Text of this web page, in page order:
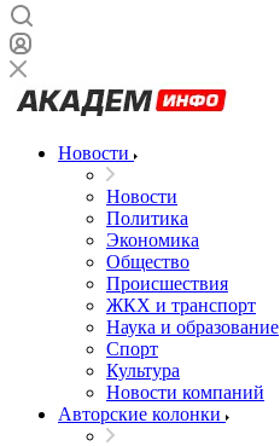
Новости
Новости
Политика
Экономика
Общество
Происшествия
ЖКХ и транспорт
Наука и образование
Спорт
Культура
Новости компаний
Авторские колонки